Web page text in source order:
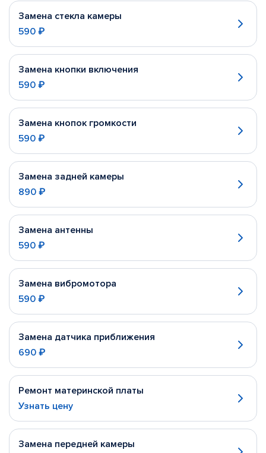
Замена стекла камеры
590 ₽
Замена кнопки включения
590 ₽
Замена кнопок громкости
590 ₽
Замена задней камеры
890 ₽
Замена антенны
590 ₽
Замена вибромотора
590 ₽
Замена датчика приближения
690 ₽
Ремонт материнской платы
Узнать цену
Замена передней камеры